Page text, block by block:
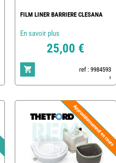
FILM LINER BARRIERE CLESANA
En savoir plus
25,00 €
ref : 9984593
3